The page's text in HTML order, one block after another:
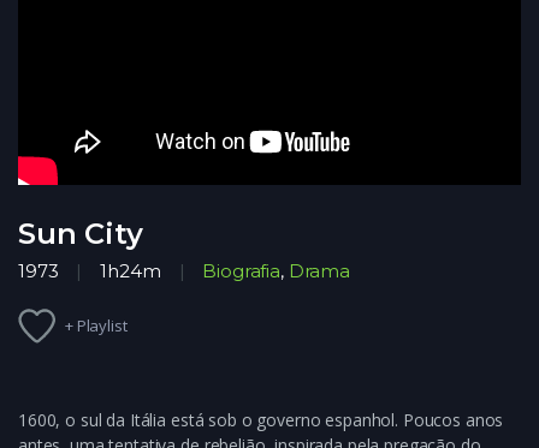
Sun City
1973 1h24m Biografia, Drama
+ Playlist
1600, o sul da Itália está sob o governo espanhol. Poucos anos